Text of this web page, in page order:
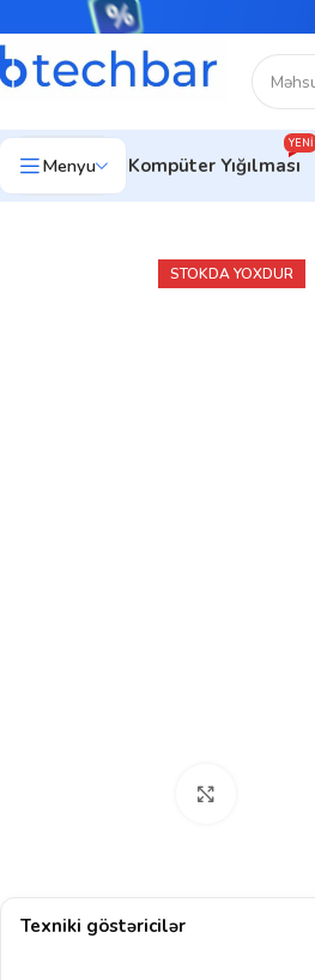
Menyu Kompüter Yığılması
YENI
Ev Kompüter avadanlıqları
STOKDA YOXDUR
Texniki göstəricilər